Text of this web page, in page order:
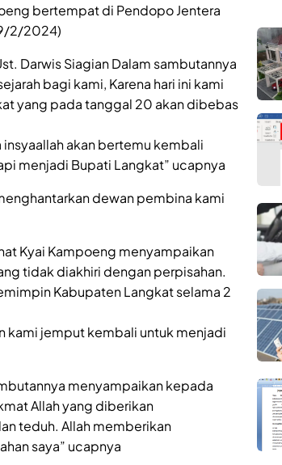
bertempat di Pendopo Jentera
2/2024)
Darwis Siagian Dalam sambutannya
bagi kami, Karena hari ini kami
yang pada tanggal 20 akan dibebas
insyaallah akan bertemu kembali
menjadi Bupati Langkat” ucapnya
dewan pembina kami
Kyai Kampoeng menyampaikan
tidak diakhiri dengan perpisahan.
Kabupaten Langkat selama 2
kami jemput kembali untuk menjadi
menyampaikan kepada
Allah yang diberikan
teduh. Allah memberikan
saya” ucapnya